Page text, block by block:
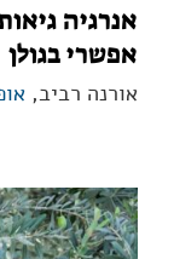
אנרגיה
אפשרי בגולן
אורנה רביב,